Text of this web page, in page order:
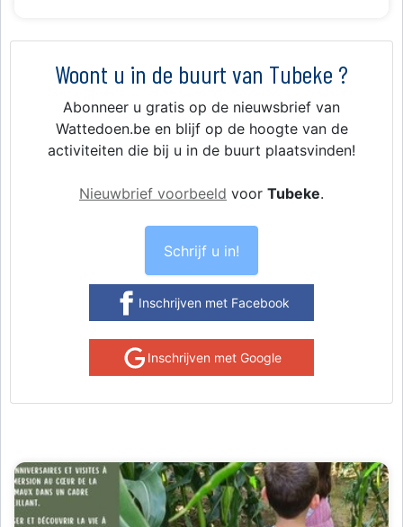
Woont u in de buurt van Tubeke ?
Abonneer u gratis op de nieuwsbrief van
Wattedoen.be en blijf op de hoogte van de
activiteiten die bij u in de buurt plaatsvinden!
Nieuwbrief voorbeeld voor Tubeke.
Schrijf u in!
Inschrijven met Facebook
Inschrijven met Google